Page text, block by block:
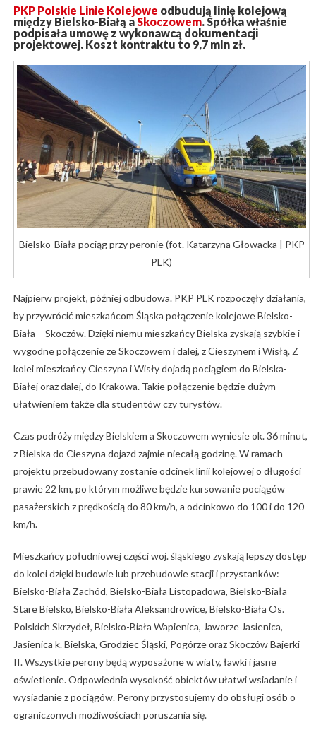
PKP Polskie Linie Kolejowe odbudują linię kolejową
między Bielsko-Białą aSkoczowem. Spółka właśnie
podpisała umowę z wykonawcą dokumentacji
projektowej. Koszt kontraktu to 9,7 mln zł.
Bielsko-Biała pociąg przy peronie (fot. Katarzyna Głowacka | PKP
PLK)
Najpierw projekt, później odbudowa. PKP PLK rozpoczęły działania,
by przywrócić mieszkańcom Śląska połączenie kolejowe Bielsko-
Biała – Skoczów. Dzięki niemu mieszkańcy Bielska zyskają szybkie i
wygodne połączenie ze Skoczowem i dalej, z Cieszynem i Wisłą. Z
kolei mieszkańcy Cieszyna i Wisły dojadą pociągiem do Bielska-
Białej oraz dalej, do Krakowa. Takie połączenie będzie dużym
ułatwieniem także dla studentów czy turystów.
Czas podróży między Bielskiem a Skoczowem wyniesie ok. 36 minut,
z Bielska do Cieszyna dojazd zajmie niecałą godzinę. W ramach
projektu przebudowany zostanie odcinek linii kolejowej o długości
prawie 22 km, po którym możliwe będzie kursowanie pociągów
pasażerskich z prędkością do 80 km/h, a odcinkowo do 100 i do 120
km/h.
Mieszkańcy południowej części woj. śląskiego zyskają lepszy dostęp
do kolei dzięki budowie lub przebudowie stacji i przystanków:
Bielsko-Biała Zachód, Bielsko-Biała Listopadowa, Bielsko-Biała
Stare Bielsko, Bielsko-Biała Aleksandrowice, Bielsko-Biała Os.
Polskich Skrzydeł, Bielsko-Biała Wapienica, Jaworze Jasienica,
Jasienica k. Bielska, Grodziec Śląski, Pogórze oraz Skoczów Bajerki
II. Wszystkie perony będą wyposażone w wiaty, ławki i jasne
oświetlenie. Odpowiednia wysokość obiektów ułatwi wsiadanie i
wysiadanie z pociągów. Perony przystosujemy do obsługi osób o
ograniczonych możliwościach poruszania się.